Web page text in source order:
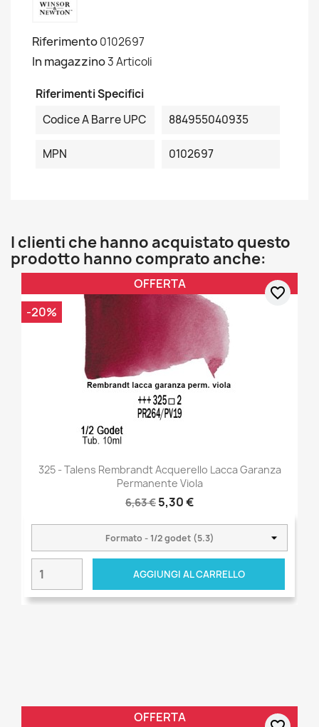
Riferimento0102697
In magazzino3 Articoli
Riferimenti Specifici
Codice A Barre UPC
884955040935
MPN 0102697
I clienti che hanno acquistato questo
prodotto hanno comprato anche:
325 - Talens Rembrandt Acquerello Lacca Garanza
Permanente Viola
6,63 € 5,30 €
AGGIUNGI AL CARRELLO
OFFERTA
-20%
favorite_border
OFFERTA